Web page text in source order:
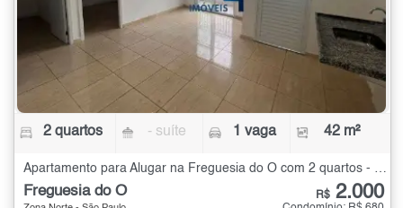
2 quartos - suíte 1 vaga 42 m²
Apartamento para Alugar na Freguesia do Ó com 2 quartos - 42 m²
Freguesia do Ó R$ 2.000